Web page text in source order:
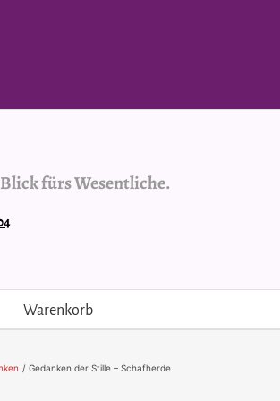
fürs Wesentliche.
Warenkorb
Gedanken der Stille – Schafherde